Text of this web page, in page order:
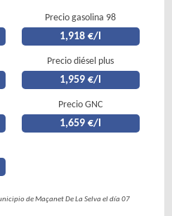
Precio gasolina 98
1,918 €/l
Precio diésel plus
1,959 €/l
Precio GNC
1,659 €/l
de Maçanet De La Selva el día 07